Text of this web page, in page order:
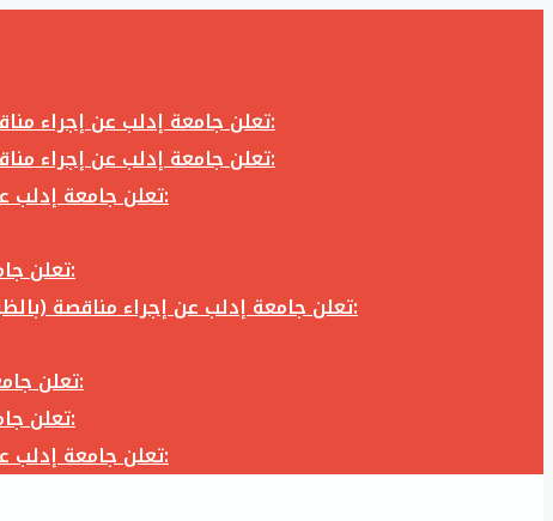
تعلن جامعة إدلب عن إجراء مناقصة (بالظرف المختوم) لشراء وتوريد كاميرا تصوير وعدسة كاميرا لزوم المكتب الإعلامي في جامعة إدلب وفق الآتي:
تعلن جامعة إدلب عن إجراء مناقصة (بالظرف المختوم) لشراء وتوريد كاميرا تصوير وعدسة كاميرا لزوم المكتب الإعلامي في جامعة إدلب وفق الآتي:
تعلن جامعة إدلب عن إجراء مناقصة (بالظرف المختوم) لأعمال تجهيز مخبر الدراسات العليا في كلية العلوم في جامعة ادلب وفق الآتي:
تعلن جامعة إدلب عن إجراء مناقصة (بالظرف المختوم) لشراء وتوريد أثاث مكاتب لزوم مكاتب وقاعات جامعة إدلب وفق الآتي:
تعلن جامعة إدلب عن إجراء مناقصة (بالظرف المختوم) لشراء وتوريد زجاجيات ومواد مخبرية لزوم مخابر جامعة إدلب وفق الكميات والمواصفات المحددة أدناه:
تعلن جامعة إدلب عن إجراء مناقصة (بالظرف المختوم) لأعمال بناء طابق في مبنى رئاسة الجامعة في جامعة ادلب وفق الآتي:
تعلن جامعة إدلب عن إجراء مناقصة (بالظرف المختوم) لشراء وتوريد أثاث مكاتب لزوم مكاتب وقاعات جامعة إدلب وفق الآتي:
تعلن جامعة إدلب عن إجراء مناقصة (بالظرف المختوم) لأعمال تجهيز مخبر الدراسات العليا في كلية العلوم في جامعة ادلب وفق الآتي: